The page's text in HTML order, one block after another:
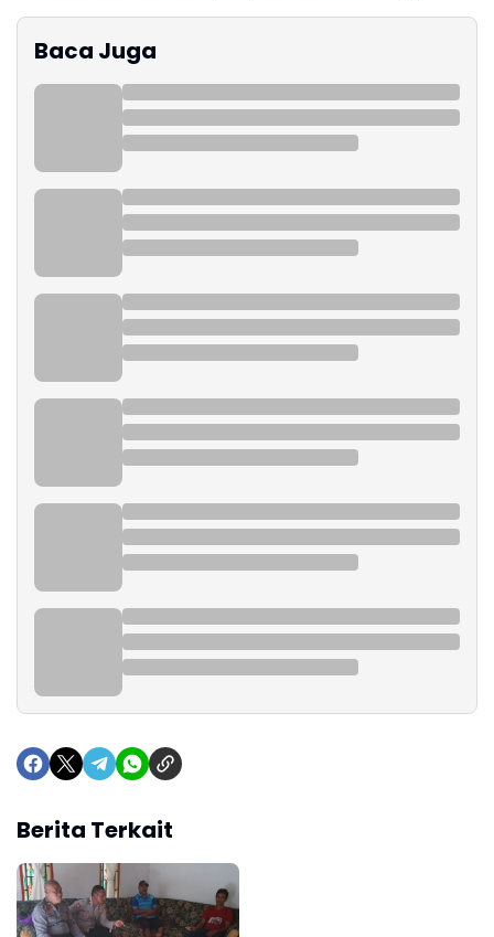
Baca Juga
Berita Terkait